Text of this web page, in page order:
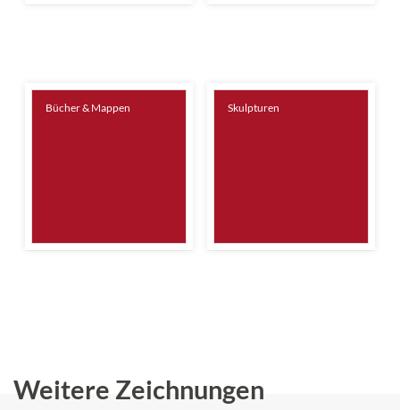
Bücher & Mappen Skulpturen
Weitere Zeichnungen